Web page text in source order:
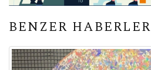
BENZER HABERLER